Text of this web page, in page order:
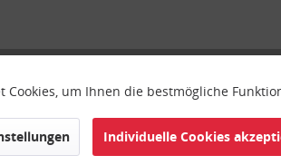
Cookies, um Ihnen die bestmögliche
Individuelle Cookies